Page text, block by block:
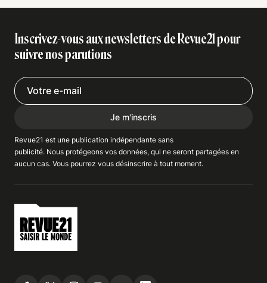
Inscrivez-vous aux newsletters de Revue21 pour
suivre nos parutions
Je m'inscris
Revue21 est une publication indépendante sans
publicité. Nous protégeons vos données, qui ne seront partagées en
aucun cas. Vous pourrez vous désinscrire à tout moment.